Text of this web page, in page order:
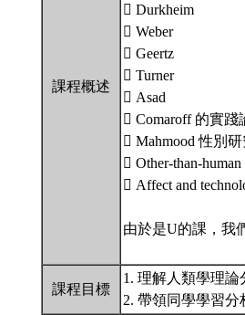
課程概述
 Durkheim
 Weber
 Geertz
 Turner
 Asad
 Comaroff 的實踐
 Mahmood 性別
 Other-than-human
 Affect and
由於是U的課，我
課程目標
1. 理解人類學理
2. 帶領同學學習